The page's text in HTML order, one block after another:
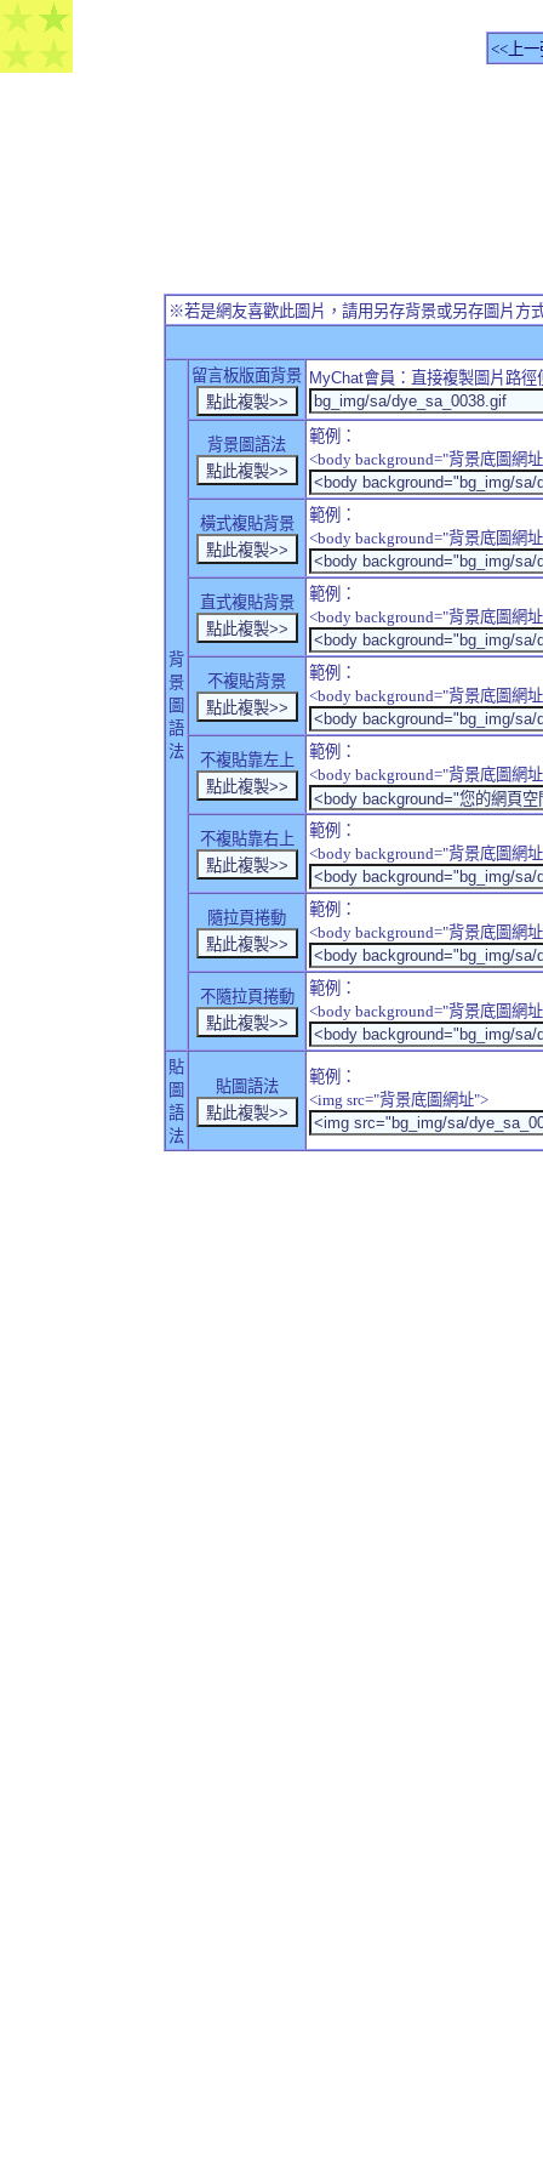
<<上一
※若是網友喜歡此圖片，請用另存背景或另存圖片方
背
景
圖
語
法
留言板版面背景 MyChat會員：直接複製圖片路
背景圖語法
範例：
<body background="背景底圖網
橫式複貼背景
範例：
<body background="背景底圖網
直式複貼背景
範例：
<body background="背景底圖網
不複貼背景
範例：
<body background="背景底圖網
不複貼靠左上
範例：
<body background="背景底圖網
不複貼靠右上
範例：
<body background="背景底圖網
隨拉頁捲動
範例：
<body background="背景底圖網
不隨拉頁捲動
範例：
<body background="背景底圖網
貼
圖
語
法
貼圖語法
範例：
<img src="背景底圖網址">